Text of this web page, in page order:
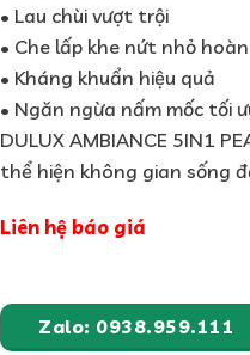
• Lau chùi vượt trội
• Che lấp khe nứt nhỏ
• Kháng khuẩn hiệu quả
• Ngăn ngừa nấm mốc tối
DULUX AMBIANCE 5IN1
thể hiện không gian sống
Liên hệ báo giá
Zalo: 0938.959.111